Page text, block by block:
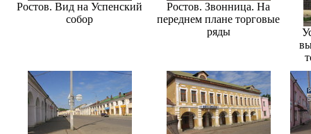
Ростов. Вид на Успенский
собор
Ростов. Звонница. На
переднем плане торговые
ряды